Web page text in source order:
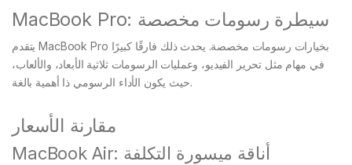
MacBook Pro: سيطرة رسومات مخصصة
يتقدم MacBook Pro بخيارات رسومات مخصصة. يحدث ذلك فارقًا كبيرًا
في مهام مثل تحرير الفيديو، وعمليات الرسومات ثلاثية الأبعاد، والألعاب،
حيث يكون الأداء الرسومي ذا أهمية بالغة.
مقارنة الأسعار
MacBook Air: أناقة ميسورة التكلفة